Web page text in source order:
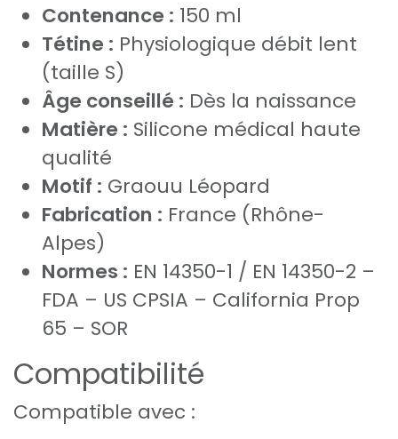
Contenance : 150 ml
Tétine : Physiologique débit lent
(taille S)
Âge conseillé : Dès la naissance
Matière : Silicone médical haute
qualité
Motif : Graouu Léopard
Fabrication : France (Rhône-
Alpes)
Normes : EN 14350-1 / EN 14350-2 –
FDA – US CPSIA – California Prop
65 – SOR
Compatibilité
Compatible avec :